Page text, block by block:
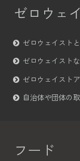
ゼロウェ
ゼロウェイスト
ゼロウェイスト
ゼロウェイスト
自治体や団体の
フード